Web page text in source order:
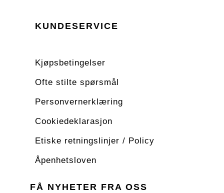
KUNDESERVICE
Kjøpsbetingelser
Ofte stilte spørsmål
Personvernerklæring
Cookiedeklarasjon
Etiske retningslinjer / Policy
Åpenhetsloven
FÅ NYHETER FRA OSS